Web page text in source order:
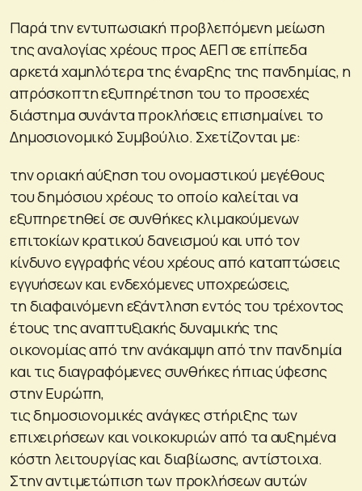
Παρά την εντυπωσιακή προβλεπόμενη μείωση
της αναλογίας χρέους προς ΑΕΠ σε επίπεδα
αρκετά χαμηλότερα της έναρξης της πανδημίας, η
απρόσκοπτη εξυπηρέτηση του το προσεχές
διάστημα συνάντα προκλήσεις επισημαίνει το
Δημοσιονομικό Συμβούλιο. Σχετίζονται με:
την οριακή αύξηση του ονομαστικού μεγέθους
του δημόσιου χρέους το οποίο καλείται να
εξυπηρετηθεί σε συνθήκες κλιμακούμενων
επιτοκίων κρατικού δανεισμού και υπό τον
κίνδυνο εγγραφής νέου χρέους από καταπτώσεις
εγγυήσεων και ενδεχόμενες υποχρεώσεις,
τη διαφαινόμενη εξάντληση εντός του τρέχοντος
έτους της αναπτυξιακής δυναμικής της
οικονομίας από την ανάκαμψη από την πανδημία
και τις διαγραφόμενες συνθήκες ήπιας ύφεσης
στην Ευρώπη,
τις δημοσιονομικές ανάγκες στήριξης των
επιχειρήσεων και νοικοκυριών από τα αυξημένα
κόστη λειτουργίας και διαβίωσης, αντίστοιχα.
Στην αντιμετώπιση των προκλήσεων αυτών